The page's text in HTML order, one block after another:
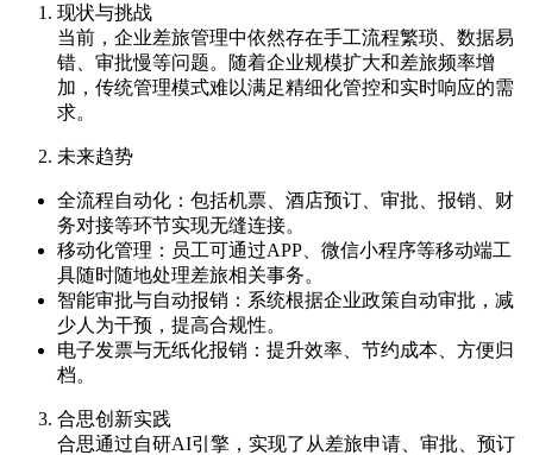
现状与挑战
当前，企业差旅管理中依然存在手工流程繁琐、数据易
错、审批慢等问题。随着企业规模扩大和差旅频率增
加，传统管理模式难以满足精细化管控和实时响应的需
求。
未来趋势
全流程自动化：包括机票、酒店预订、审批、报销、财
务对接等环节实现无缝连接。
移动化管理：员工可通过APP、微信小程序等移动端工
具随时随地处理差旅相关事务。
智能审批与自动报销：系统根据企业政策自动审批，减
少人为干预，提高合规性。
电子发票与无纸化报销：提升效率、节约成本、方便归
档。
合思创新实践
合思通过自研AI引擎，实现了从差旅申请、审批、预订